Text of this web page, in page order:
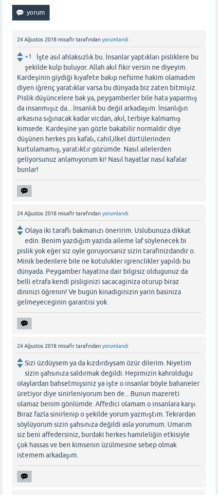
24 Ağustos 2018 misafir tarafından yorumlandı
+1
İşte asıl ahlaksızlık bu. İnsanlar yaptıkları pisliklere bu
şekilde kulp buluyor. Allah akıl fikir versin ne diyeyim.
Kardeşinin giydiği kıyafete bakıp nefsime hakim olamadım
diyen iğrenç yaratıklar varsa bu dünyada biz zaten bitmişiz.
Pislik düşüncelere bak ya, peygamberler bile hata yaparmış
da insanmışız da... İnsanlık bu değil arkadaşım. İnsanlığın
arkasına sığınacak kadar vicdan, akıl, terbiye kalmamış
kimsede. Kardeşine yan gözle bakabilir normaldir diye
düşünen herkes pis kafalı, cahil,ilkel dürtülerinden
kurtulamamış, yaratıktır gözümde. Nasıl ailelerden
geliyorsunuz anlamıyorum ki! Nasıl hayatlar nasıl kafalar
bunlar!
24 Ağustos 2018 misafir tarafından yorumlandı
Olaya iki taraflı bakmanızı öneririm. Uslubunuza dikkat
edin. Benim yazdığım yazida aileme laf söylenecek bi
pislik yok eğer siz oyle goruyorsaniz sizin tarafinizdandir o.
Minik bedenlere bile ne kotulukler igrenclikler yapıldı bu
dünyada. Peygamber hayatina dair bilgisiz oldugunuz da
belli etrafa kendi pisliginizi sacacaginiza oturup biraz
dininizi öğrenin! Ve bugün kinadiginizin yarin basiniza
gelmeyeceginin garantisi yok.
24 Ağustos 2018 misafir tarafından yorumlandı
Sizi üzdüysem ya da kızdırdıysam özür dilerim. Niyetim
sizin şahsınıza saldırmak değildi. Hepimizin kahrolduğu
olaylardan bahsetmişsiniz ya işte o insanlar böyle bahaneler
üretiyor diye sinirleniyorum ben de... Bunun mazereti
olamaz benim gönlümde. Affedici olamam o insanlara karşı.
Biraz fazla sinirlenip o şekilde yorum yazmıştım. Tekrardan
söylüyorum sizin şahsınıza değildi asla yorumum. Umarım
siz beni affedersiniz, burdaki herkes hamileliğin etkisiyle
çok hassas ve ben kimsenin üzülmesine sebep olmak
istemem arkadaşım.